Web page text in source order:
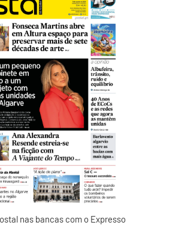
nas bancas com o Expresso